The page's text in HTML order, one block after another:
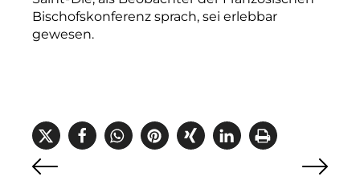
Bischofskonferenz sprach, sei erlebbar
gewesen.